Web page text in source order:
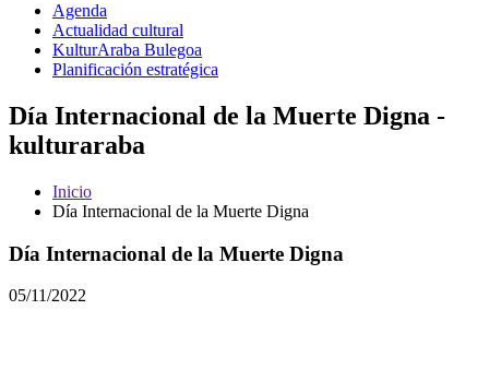
Agenda
Actualidad cultural
KulturAraba Bulegoa
Planificación estratégica
Día Internacional de la Muerte Digna -
kulturaraba
Inicio
Día Internacional de la Muerte Digna
Día Internacional de la Muerte Digna
05/11/2022